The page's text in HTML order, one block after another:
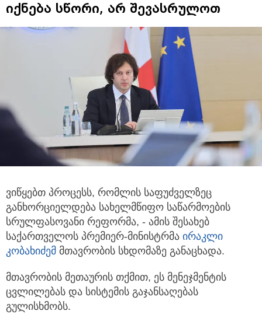
იქნება სწორი, არ შევასრულოთ
ვიწყებთ პროცესს, რომლის საფუძველზეც
განხორციელდება სახელმწიფო საწარმოების
სრულფასოვანი რეფორმა, - ამის შესახებ
საქართველოს პრემიერ-მინისტრმა ირაკლი
კობახიძემ მთავრობის სხდომაზე განაცხადა.
მთავრობის მეთაურის თქმით, ეს მენეჯმენტის
ცვლილებას და სისტემის გაჯანსაღებას
გულისხმობს.